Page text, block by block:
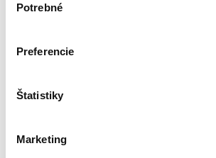
súhlasu
Potrebné
Preferencie
Štatistiky
Marketing